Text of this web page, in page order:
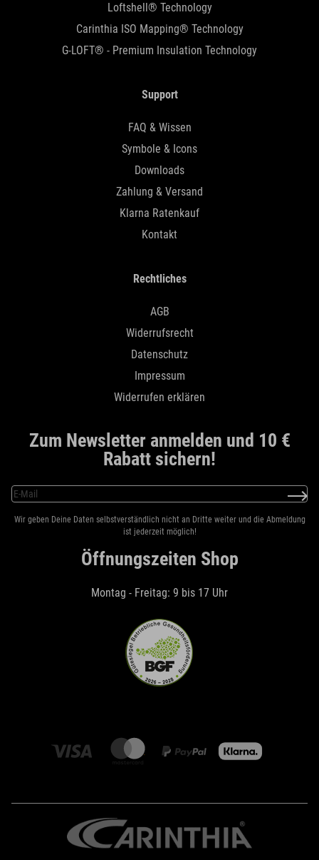
Loftshell® Technology
Carinthia ISO Mapping® Technology
G-LOFT® - Premium Insulation Technology
Support
FAQ & Wissen
Symbole & Icons
Downloads
Zahlung & Versand
Klarna Ratenkauf
Kontakt
Rechtliches
AGB
Widerrufsrecht
Datenschutz
Impressum
Widerrufen erklären
Zum Newsletter anmelden und 10 €
Rabatt sichern!
Wir geben Deine Daten selbstverständlich nicht an Dritte weiter und die Abmeldung
ist jederzeit möglich!
Öffnungszeiten Shop
Montag - Freitag: 9 bis 17 Uhr